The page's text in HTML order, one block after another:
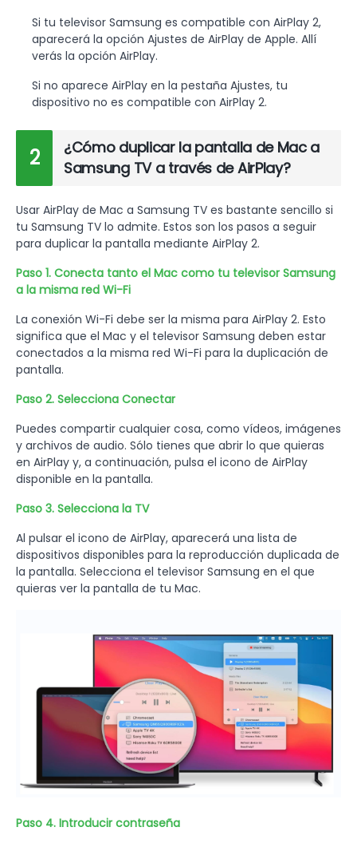
Si tu televisor Samsung es compatible con AirPlay 2,
aparecerá la opción Ajustes de AirPlay de Apple. Allí
verás la opción AirPlay.
Si no aparece AirPlay en la pestaña Ajustes, tu
dispositivo no es compatible con AirPlay 2.
2
¿Cómo duplicar la pantalla de Mac a
Samsung TV a través de AirPlay?
Usar AirPlay de Mac a Samsung TV es bastante sencillo si
tu Samsung TV lo admite. Estos son los pasos a seguir
para duplicar la pantalla mediante AirPlay 2.
Paso 1. Conecta tanto el Mac como tu televisor Samsung
a la misma red Wi-Fi
La conexión Wi-Fi debe ser la misma para AirPlay 2. Esto
significa que el Mac y el televisor Samsung deben estar
conectados a la misma red Wi-Fi para la duplicación de
pantalla.
Paso 2. Selecciona Conectar
Puedes compartir cualquier cosa, como vídeos, imágenes
y archivos de audio. Sólo tienes que abrir lo que quieras
en AirPlay y, a continuación, pulsa el icono de AirPlay
disponible en la pantalla.
Paso 3. Selecciona la TV
Al pulsar el icono de AirPlay, aparecerá una lista de
dispositivos disponibles para la reproducción duplicada de
la pantalla. Selecciona el televisor Samsung en el que
quieras ver la pantalla de tu Mac.
Paso 4. Introducir contraseña